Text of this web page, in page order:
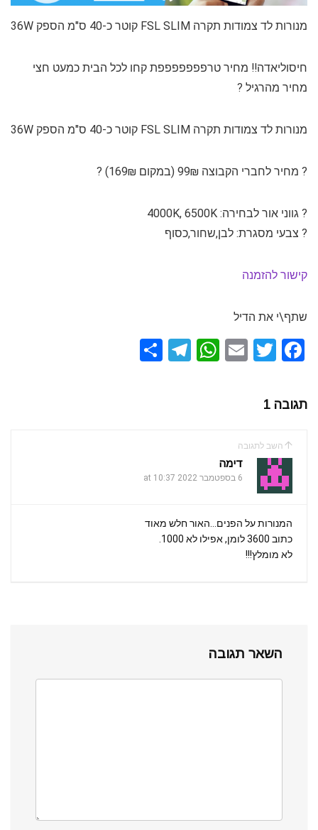
מנורות לד צמודות תקרה FSL SLIM קוטר כ-40 ס"מ הספק 36W
חיסוליאדה‼️ מחיר טרפפפפפפפת קחו לכל הבית כמעט חצי
מחיר מהרגיל ?
מנורות לד צמודות תקרה FSL SLIM קוטר כ-40 ס"מ הספק 36W
? מחיר לחברי הקבוצה 99₪ (במקום 169₪) ?
? גווני אור לבחירה: 4000K, 6500K
? צבעי מסגרת: לבן,שחור,כסוף
קישור להזמנה
שתף\י את הדיל
F
ce
b
o
o
k
T
E
W
p
T
תגובה 1
השב לתגובה
דימה
6 בספטמבר 2022 at 10:37
המנורות על הפנים…האור חלש מאוד
כתוב 3600 לומן, אפילו לא 1000.
לא מומלץ!!!
השאר תגובה